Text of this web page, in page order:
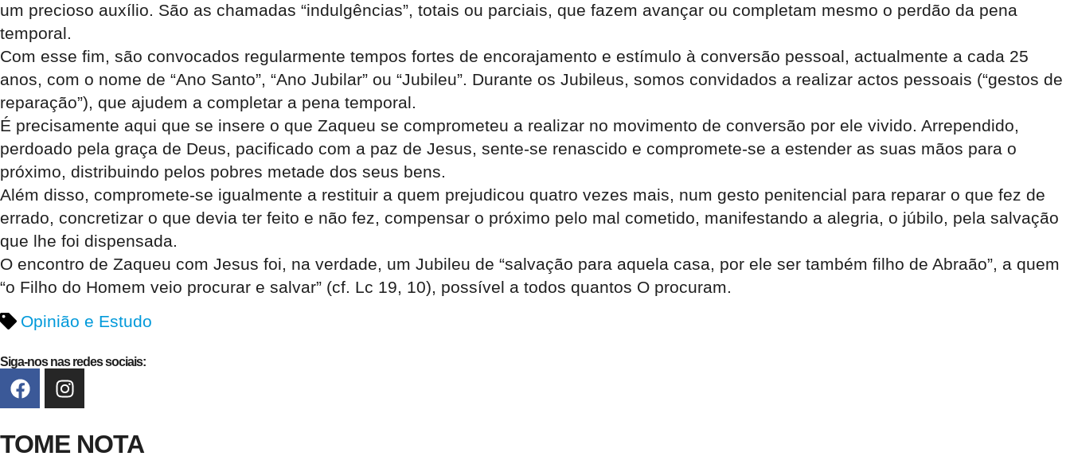
um precioso auxílio. São as chamadas “indulgências”, totais ou parciais, que fazem avançar ou completam mesmo o perdão da pena
temporal.
Com esse fim, são convocados regularmente tempos fortes de encorajamento e estímulo à conversão pessoal, actualmente a cada 25
anos, com o nome de “Ano Santo”, “Ano Jubilar” ou “Jubileu”. Durante os Jubileus, somos convidados a realizar actos pessoais (“gestos de
reparação”), que ajudem a completar a pena temporal.
É precisamente aqui que se insere o que Zaqueu se comprometeu a realizar no movimento de conversão por ele vivido. Arrependido,
perdoado pela graça de Deus, pacificado com a paz de Jesus, sente-se renascido e compromete-se a estender as suas mãos para o
próximo, distribuindo pelos pobres metade dos seus bens.
Além disso, compromete-se igualmente a restituir a quem prejudicou quatro vezes mais, num gesto penitencial para reparar o que fez de
errado, concretizar o que devia ter feito e não fez, compensar o próximo pelo mal cometido, manifestando a alegria, o júbilo, pela salvação
que lhe foi dispensada.
O encontro de Zaqueu com Jesus foi, na verdade, um Jubileu de “salvação para aquela casa, por ele ser também filho de Abraão”, a quem
“o Filho do Homem veio procurar e salvar” (cf. Lc 19, 10), possível a todos quantos O procuram.
Opinião e Estudo
Siga-nos nas redes sociais:
TOME NOTA